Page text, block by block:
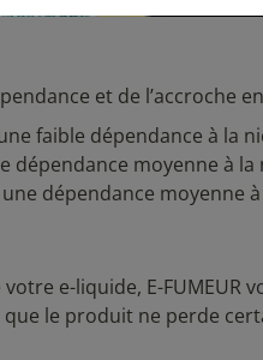
et de l’accroche
faible dépendance à la
dépendance moyenne à la
dépendance moyenne
e-liquide, E-FUMEUR
le produit ne perde